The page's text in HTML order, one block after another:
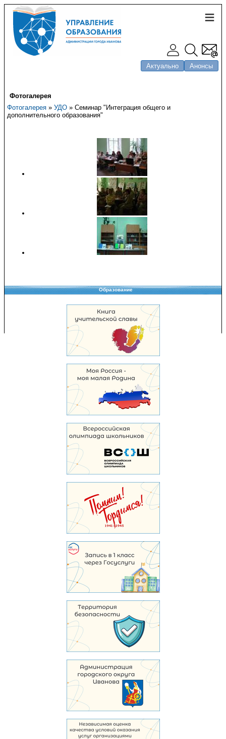
Актуально Анонсы
Фотогалерея
Фотогалерея » УДО » Семинар "Интеграция общего и
дополнительного образования"
Образование
Copyright © 2008-2026 Управление образования
Перепечатка и использование материалов возможны только с разрешения
Управления образования.
103,938,819 уникальных посетителей